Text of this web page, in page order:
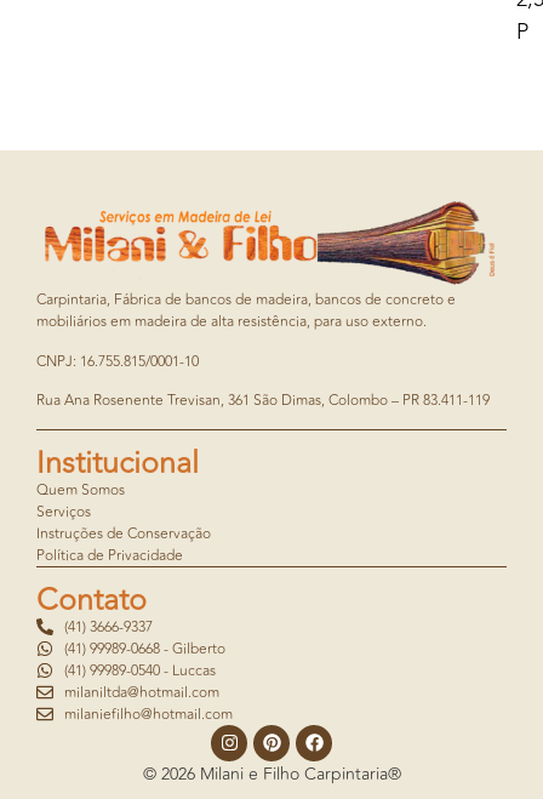
P
Carpintaria, Fábrica de bancos de madeira, bancos de concreto e
mobiliários em madeira de alta resistência, para uso externo.
CNPJ: 16.755.815/0001-10
Rua Ana Rosenente Trevisan, 361 São Dimas, Colombo – PR 83.411-119
Institucional
Quem Somos
Serviços
Instruções de Conservação
Política de Privacidade
Contato
(41) 3666-9337
(41) 99989-0668 - Gilberto
(41) 99989-0540 - Luccas
milaniltda@hotmail.com
milaniefilho@hotmail.com
© 2026 Milani e Filho Carpintaria®